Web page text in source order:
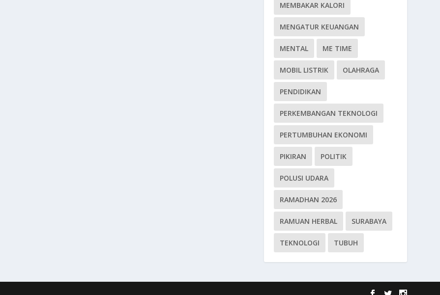
MEMBAKAR KALORI
MENGATUR KEUANGAN
MENTAL ME TIME
MOBIL LISTRIK OLAHRAGA
PENDIDIKAN
PERKEMBANGAN TEKNOLOGI
PERTUMBUHAN EKONOMI
PIKIRAN POLITIK
POLUSI UDARA
RAMADHAN 2026
RAMUAN HERBAL SURABAYA
TEKNOLOGI TUBUH